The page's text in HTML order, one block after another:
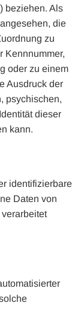
beziehen. Als
die
zu
Kennnummer,
oder zu einem
Ausdruck der
psychischen,
dieser
kann.
identifizierbare
Daten von